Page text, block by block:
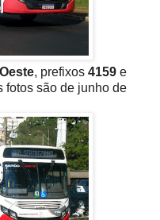
, prefixos 4159 e
fotos são de junho de